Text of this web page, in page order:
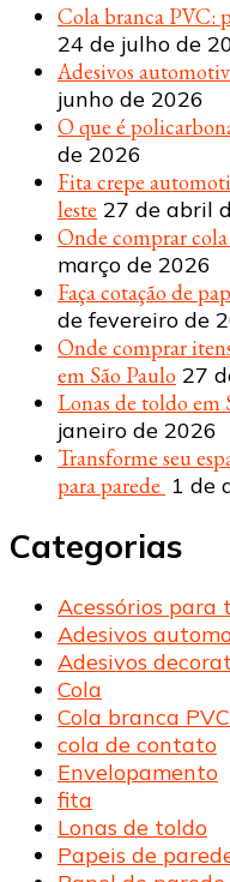
Cola branca PVC:
24 de julho de
Adesivos
junho de 2026
O que é
de 2026
Fita crepe
leste 27 de abril
Onde comprar
março de 2026
Faça cotação de
de fevereiro de
Onde comprar
em São Paulo 27
Lonas de toldo em
janeiro de 2026
Transforme seu
para parede 1 de
Categorias
Acessórios para
Adesivos
Adesivos
Cola
Cola branca PVC
cola de contato
Envelopamento
fita
Lonas de toldo
Papeis de